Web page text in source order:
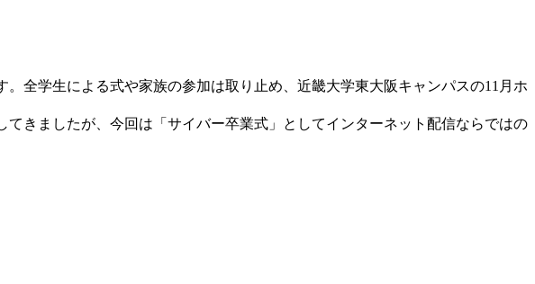
全学生による式や家族の参加は取り止め、近畿大学東大阪キャンパスの11月ホ
きましたが、今回は「サイバー卒業式」としてインターネット配信ならではの